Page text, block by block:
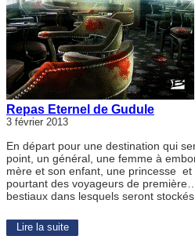
Repas Eternel de Gudule
3 février 2013
En départ pour une destination qui
point, un général, une femme à
mère et son enfant, une princesse
pourtant des voyageurs de
bestiaux dans lesquels seront
Lire la suite